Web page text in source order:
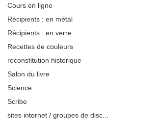
Cours en ligne
Récipients : en métal
Récipients : en verre
Recettes de couleurs
reconstitution historique
Salon du livre
Science
Scribe
sites internet / groupes de disc...